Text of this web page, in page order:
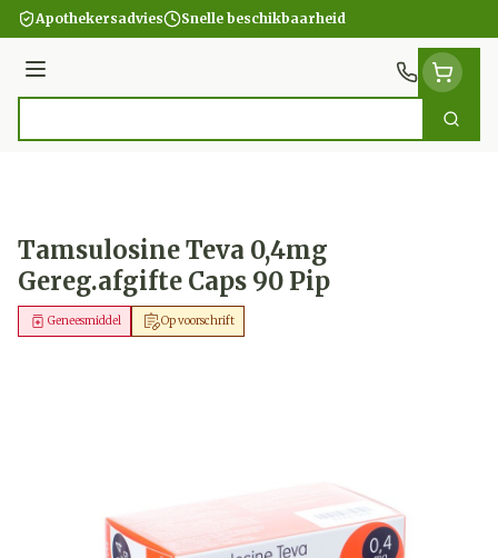
Ga naar de inhoud
Apothekersadvies Snelle beschikbaarheid
Menu
Zoek
Tamsulosine Teva 0,4mg
Gereg.afgifte Caps 90 Pip
Op voorschrift
Geneesmiddel